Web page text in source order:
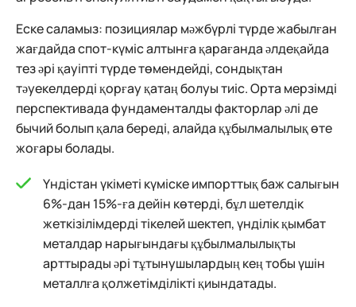
Еске саламыз: позициялар мәжбүрлі түрде жабылған
жағдайда спот-күміс алтынға қарағанда әлдеқайда
тез әрі қауіпті түрде төмендейді, сондықтан
тәуекелдерді қорғау қатаң болуы тиіс. Орта мерзімді
перспективада фундаменталды факторлар әлі де
бычий болып қала береді, алайда құбылмалылық өте
жоғары болады.
Үндістан үкіметі күміске импорттық баж салығын
6%-дан 15%-ға дейін көтерді, бұл шетелдік
жеткізілімдерді тікелей шектеп, үнділік қымбат
металдар нарығындағы құбылмалылықты
арттырады әрі тұтынушылардың кең тобы үшін
металлға қолжетімділікті қиындатады.